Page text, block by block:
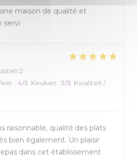
maison de qualité et
servi
2
: 4/5 Keuken : 5/5 Kwaliteit /
raisonnable, qualité des plats
bien également. Un plaisir
dans cet établissement